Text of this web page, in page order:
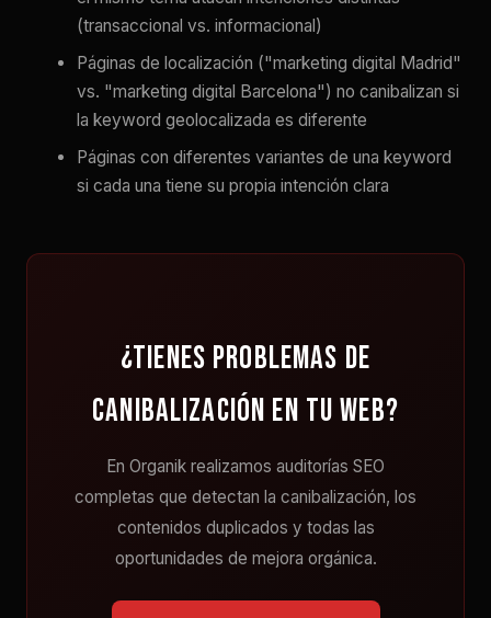
(transaccional vs. informacional)
Páginas de localización ("marketing digital Madrid"
vs. "marketing digital Barcelona") no canibalizan si
la keyword geolocalizada es diferente
Páginas con diferentes variantes de una keyword
si cada una tiene su propia intención clara
¿Tienes problemas de
canibalización en tu web?
En Organik realizamos auditorías SEO
completas que detectan la canibalización, los
contenidos duplicados y todas las
oportunidades de mejora orgánica.